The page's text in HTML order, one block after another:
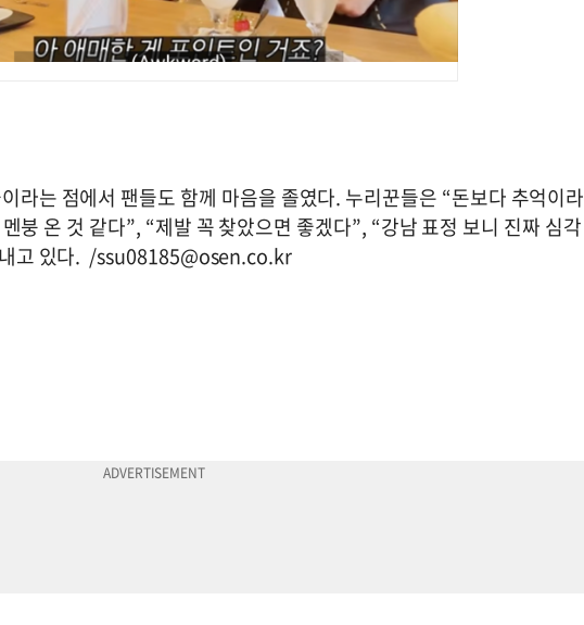
라는 점에서 팬들도 함께 마음을 졸였다. 누리꾼들은 “돈보다 추억이라
붕 온 것 같다”, “제발 꼭 찾았으면 좋겠다”, “강남 표정 보니 진짜 심각
고 있다. /ssu08185@osen.co.kr